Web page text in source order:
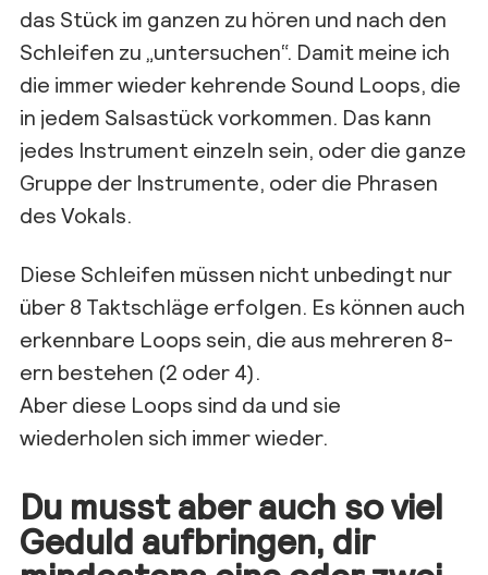
das Stück im ganzen zu hören und nach den
Schleifen zu „untersuchen“. Damit meine ich
die immer wieder kehrende Sound Loops, die
in jedem Salsastück vorkommen. Das kann
jedes Instrument einzeln sein, oder die ganze
Gruppe der Instrumente, oder die Phrasen
des Vokals.
Diese Schleifen müssen nicht unbedingt nur
über 8 Taktschläge erfolgen. Es können auch
erkennbare Loops sein, die aus mehreren 8-
ern bestehen (2 oder 4).
Aber diese Loops sind da und sie
wiederholen sich immer wieder.
Du musst aber auch so viel
Geduld aufbringen, dir